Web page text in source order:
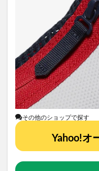
その他のショップで探す
Yahoo!オ